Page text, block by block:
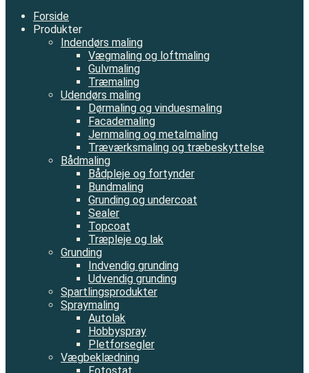
Forside
Produkter
Indendørs maling
Vægmaling og loftmaling
Gulvmaling
Træmaling
Udendørs maling
Dørmaling og vinduesmaling
Facademaling
Jernmaling og metalmaling
Træværksmaling og træbeskyttelse
Bådmaling
Bådpleje og fortynder
Bundmaling
Grunding og undercoat
Sealer
Topcoat
Træpleje og lak
Grunding
Indvendig grunding
Udvendig grunding
Spartlingsprodukter
Spraymaling
Autolak
Hobbyspray
Pletforsegler
Vægbeklædning